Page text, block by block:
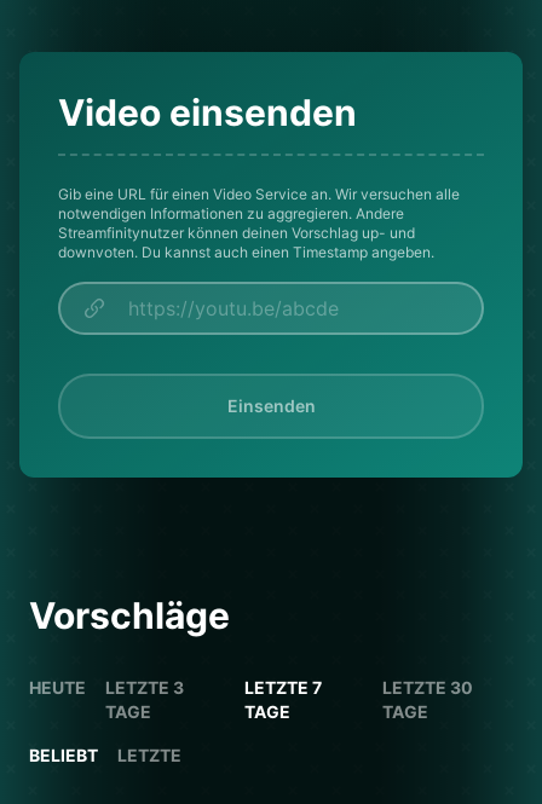
Video einsenden
Gib eine URL für einen Video Service an. Wir versuchen alle
notwendigen Informationen zu aggregieren. Andere
Streamfinitynutzer können deinen Vorschlag up- und
downvoten. Du kannst auch einen Timestamp angeben.
Einsenden
Vorschläge
HEUTE
LETZTE 3
TAGE
LETZTE 7
TAGE
LETZTE 30
TAGE
BELIEBT LETZTE